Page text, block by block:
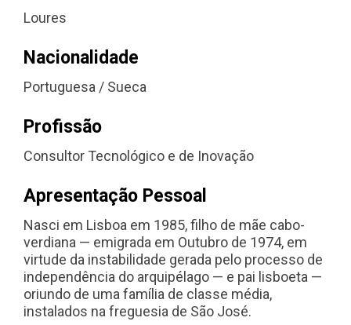
Loures
Nacionalidade
Portuguesa / Sueca
Profissão
Consultor Tecnológico e de Inovação
Apresentação Pessoal
Nasci em Lisboa em 1985, filho de mãe cabo-
verdiana — emigrada em Outubro de 1974, em
virtude da instabilidade gerada pelo processo de
independência do arquipélago — e pai lisboeta —
oriundo de uma família de classe média,
instalados na freguesia de São José.